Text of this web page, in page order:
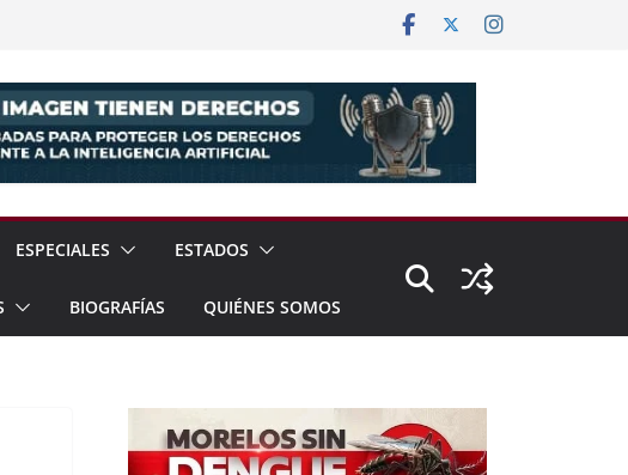
ESPECIALES ESTADOS
BIOGRAFÍAS QUIÉNES SOMOS